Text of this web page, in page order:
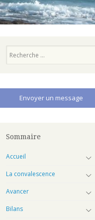
Envoyer un message
Sommaire
Accueil
La convalescence
Avancer
Bilans